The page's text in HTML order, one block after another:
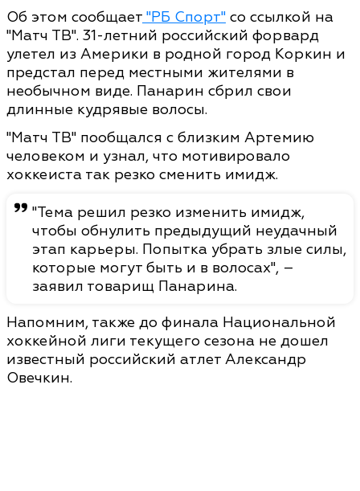
Об этом сообщает "РБ Спорт" со ссылкой на
"Матч ТВ". 31-летний российский форвард
улетел из Америки в родной город Коркин и
предстал перед местными жителями в
необычном виде. Панарин сбрил свои
длинные кудрявые волосы.
"Матч ТВ" пообщался с близким Артемию
человеком и узнал, что мотивировало
хоккеиста так резко сменить имидж.
"Тема решил резко изменить имидж,
чтобы обнулить предыдущий неудачный
этап карьеры. Попытка убрать злые силы,
которые могут быть и в волосах", –
заявил товарищ Панарина.
Напомним, также до финала Национальной
хоккейной лиги текущего сезона не дошел
известный российский атлет Александр
Овечкин.